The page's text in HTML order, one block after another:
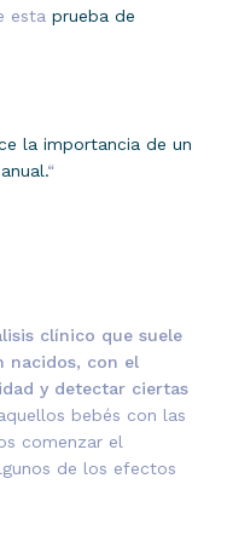
esta prueba de
la importancia de un
“
clínico que suele
nacidos, con el
y detectar ciertas
bebés con las
comenzar el
de los efectos